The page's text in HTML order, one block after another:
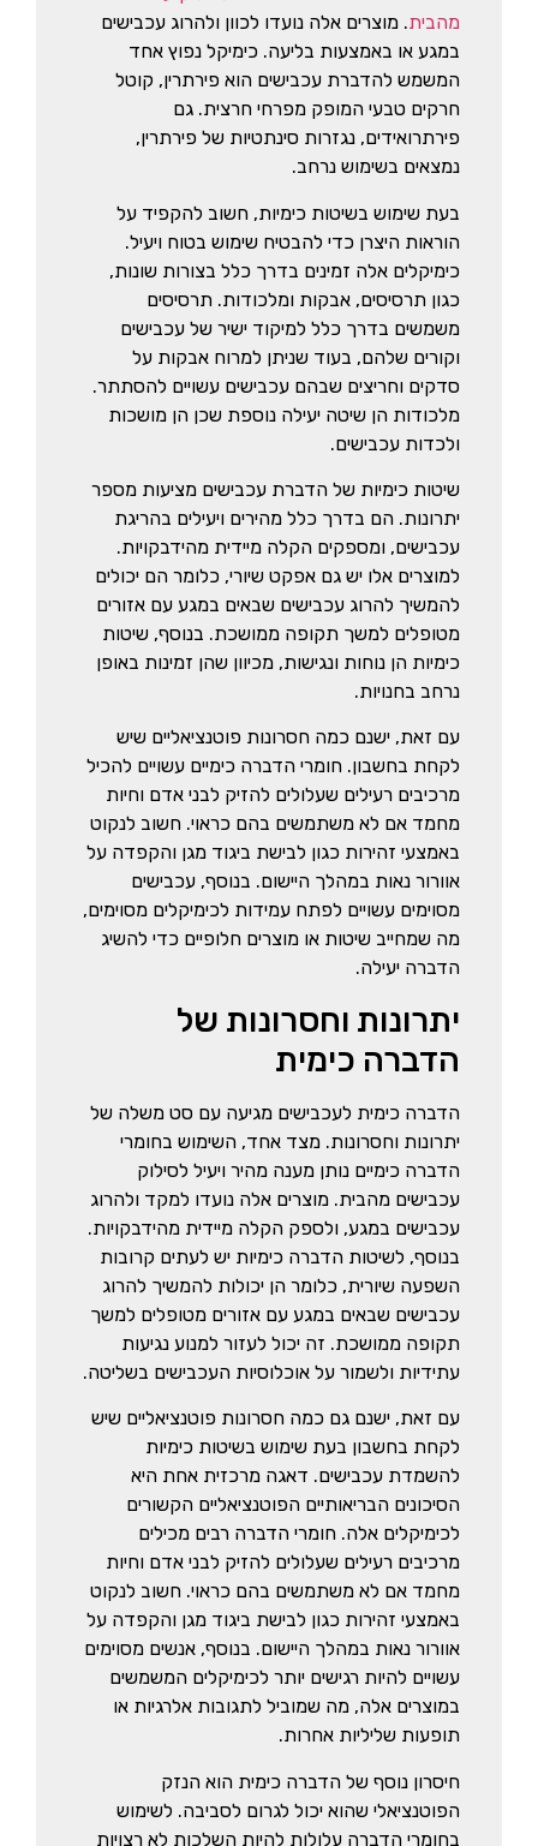
מהבית. מוצרים אלה נועדו לכוון ולהרוג עכבישים
במגע או באמצעות בליעה. כימיקל נפוץ אחד
המשמש להדברת עכבישים הוא פירתרין, קוטל
חרקים טבעי המופק מפרחי חרצית. גם
פירתרואידים, נגזרות סינתטיות של פירתרין,
נמצאים בשימוש נרחב.
בעת שימוש בשיטות כימיות, חשוב להקפיד על
הוראות היצרן כדי להבטיח שימוש בטוח ויעיל.
כימיקלים אלה זמינים בדרך כלל בצורות שונות,
כגון תרסיסים, אבקות ומלכודות. תרסיסים
משמשים בדרך כלל למיקוד ישיר של עכבישים
וקורים שלהם, בעוד שניתן למרוח אבקות על
סדקים וחריצים שבהם עכבישים עשויים להסתתר.
מלכודות הן שיטה יעילה נוספת שכן הן מושכות
ולכדות עכבישים.
שיטות כימיות של הדברת עכבישים מציעות מספר
יתרונות. הם בדרך כלל מהירים ויעילים בהריגת
עכבישים, ומספקים הקלה מיידית מהידבקויות.
למוצרים אלו יש גם אפקט שיורי, כלומר הם יכולים
להמשיך להרוג עכבישים שבאים במגע עם אזורים
מטופלים למשך תקופה ממושכת. בנוסף, שיטות
כימיות הן נוחות ונגישות, מכיוון שהן זמינות באופן
נרחב בחנויות.
עם זאת, ישנם כמה חסרונות פוטנציאליים שיש
לקחת בחשבון. חומרי הדברה כימיים עשויים להכיל
מרכיבים רעילים שעלולים להזיק לבני אדם וחיות
מחמד אם לא משתמשים בהם כראוי. חשוב לנקוט
באמצעי זהירות כגון לבישת ביגוד מגן והקפדה על
אוורור נאות במהלך היישום. בנוסף, עכבישים
מסוימים עשויים לפתח עמידות לכימיקלים מסוימים,
מה שמחייב שיטות או מוצרים חלופיים כדי להשיג
הדברה יעילה.
יתרונות וחסרונות של
הדברה כימית
הדברה כימית לעכבישים מגיעה עם סט משלה של
יתרונות וחסרונות. מצד אחד, השימוש בחומרי
הדברה כימיים נותן מענה מהיר ויעיל לסילוק
עכבישים מהבית. מוצרים אלה נועדו למקד ולהרוג
עכבישים במגע, ולספק הקלה מיידית מהידבקויות.
בנוסף, לשיטות הדברה כימיות יש לעתים קרובות
השפעה שיורית, כלומר הן יכולות להמשיך להרוג
עכבישים שבאים במגע עם אזורים מטופלים למשך
תקופה ממושכת. זה יכול לעזור למנוע נגיעות
עתידיות ולשמור על אוכלוסיות העכבישים בשליטה.
עם זאת, ישנם גם כמה חסרונות פוטנציאליים שיש
לקחת בחשבון בעת שימוש בשיטות כימיות
להשמדת עכבישים. דאגה מרכזית אחת היא
הסיכונים הבריאותיים הפוטנציאליים הקשורים
לכימיקלים אלה. חומרי הדברה רבים מכילים
מרכיבים רעילים שעלולים להזיק לבני אדם וחיות
מחמד אם לא משתמשים בהם כראוי. חשוב לנקוט
באמצעי זהירות כגון לבישת ביגוד מגן והקפדה על
אוורור נאות במהלך היישום. בנוסף, אנשים מסוימים
עשויים להיות רגישים יותר לכימיקלים המשמשים
במוצרים אלה, מה שמוביל לתגובות אלרגיות או
תופעות שליליות אחרות.
חיסרון נוסף של הדברה כימית הוא הנזק
הפוטנציאלי שהוא יכול לגרום לסביבה. לשימוש
בחומרי הדברה עלולות להיות השלכות לא רצויות